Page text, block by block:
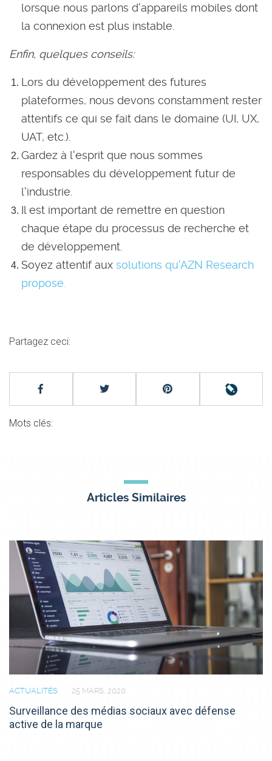
lorsque nous parlons d'appareils mobiles dont
la connexion est plus instable.
Enfin, quelques conseils:
Lors du développement des futures
plateformes, nous devons constamment rester
attentifs ce qui se fait dans le domaine (UI, UX,
UAT, etc.).
Gardez à l'esprit que nous sommes
responsables du développement futur de
l'industrie.
Il est important de remettre en question
chaque étape du processus de recherche et
de développement.
Soyez attentif aux solutions qu'AZN Research
propose.
Partagez ceci:
Mots clés:
Articles Similaires
ACTUALITÉS 25 MARS, 2020
Surveillance des médias sociaux avec défense
active de la marque